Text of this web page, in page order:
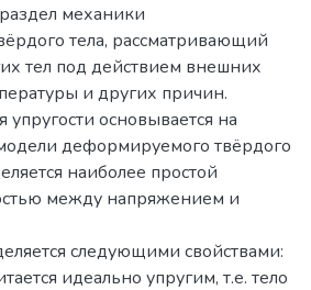
механики
тела, рассматривающий
тел под действием внешних
и других причин.
упругости основывается на
деформируемого твёрдого
наиболее простой
между напряжением и
следующими свойствами:
идеально упругим, т.е. тело